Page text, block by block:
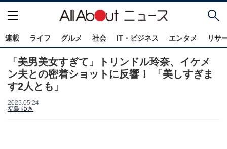
連載 ライフ グルメ 社会 IT・ビジネス エンタメ リサ
「美男美女すぎて」トリンドル玲奈、イケメ
ン夫との密着ショットに反響！ 「美しすぎま
す2人とも」
2025.05.24
福島 ゆき